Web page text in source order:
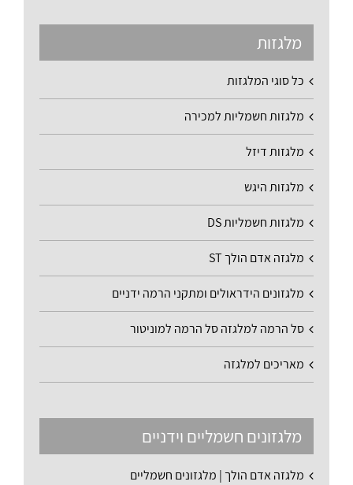
מלגזות
כל סוגי המלגזות
מלגזות חשמליות למכירה
מלגזות דיזל
מלגזות היגש
מלגזות חשמליות DS
מלגזה אדם הולך ST
מלגזונים הידראולים ומתקני הרמה ידניים
סל הרמה למלגזה סל הרמה למוניטור
מאריכים למלגזה
מלגזונים חשמליים וידניים
מלגזה אדם הולך | מלגזונים חשמליים